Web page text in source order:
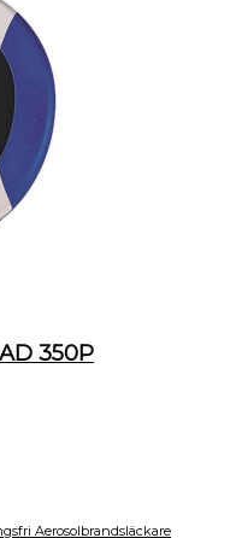
350P